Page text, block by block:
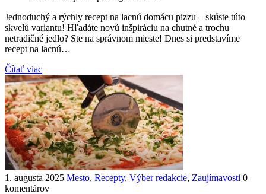
Jednoduchý a rýchly recept na lacnú domácu pizzu – skúste túto
skvelú variantu! Hľadáte novú inšpiráciu na chutné a trochu
netradičné jedlo? Ste na správnom mieste! Dnes si predstavíme
recept na lacnú…
Čítať viac
1. augusta 2025 Mesto, Recepty, Výber redakcie, Zaujímavosti 0
komentárov